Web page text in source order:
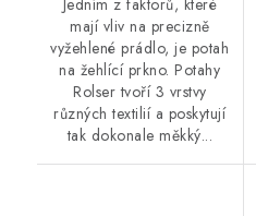
mají vliv na precizně
vyžehlené prádlo, je potah
na žehlící prkno. Potahy
Rolser tvoří 3 vrstvy
různých textilií a poskytují
tak dokonale měkký...